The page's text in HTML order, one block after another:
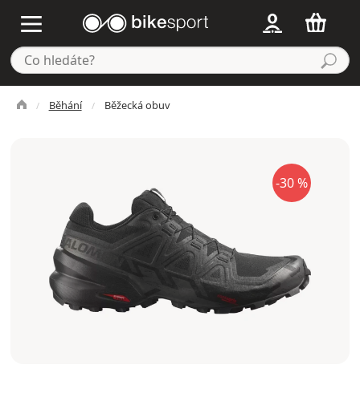
Běhání Běžecká obuv
-30 %